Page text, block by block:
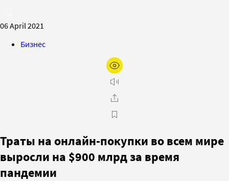
06 April 2021
Бизнес
Траты на онлайн-покупки во всем мире
выросли на $900 млрд за время
пандемии